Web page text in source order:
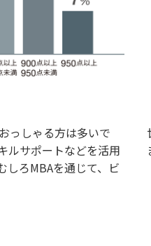
っしゃる方は多いで
ルサポートなどを活用
しろMBAを通じて、ビ